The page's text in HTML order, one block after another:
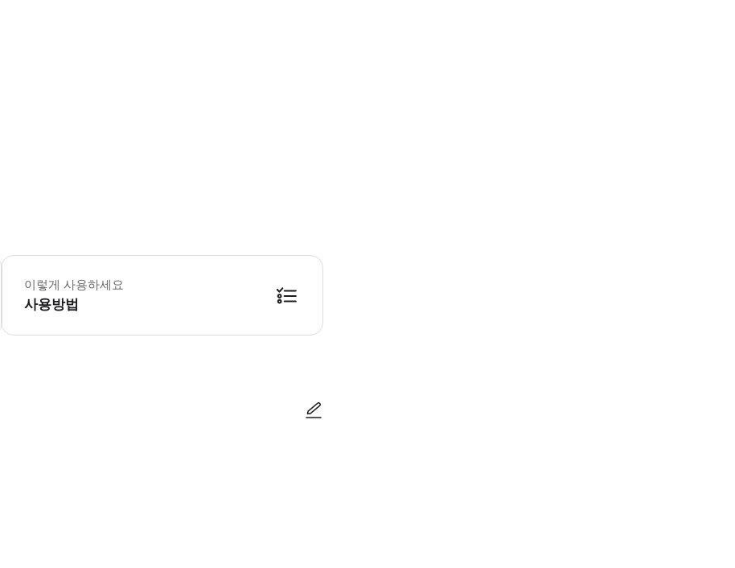
- 위험 경고 낙하산 액티비티 참여시 위험이 따를 수 있습니다. 기상악화 및 참여자의 건강상태 등에 따라 발생하는 위험을 포함하되 이에 국한되지 않습니
이렇게 사용하세요
사용방법